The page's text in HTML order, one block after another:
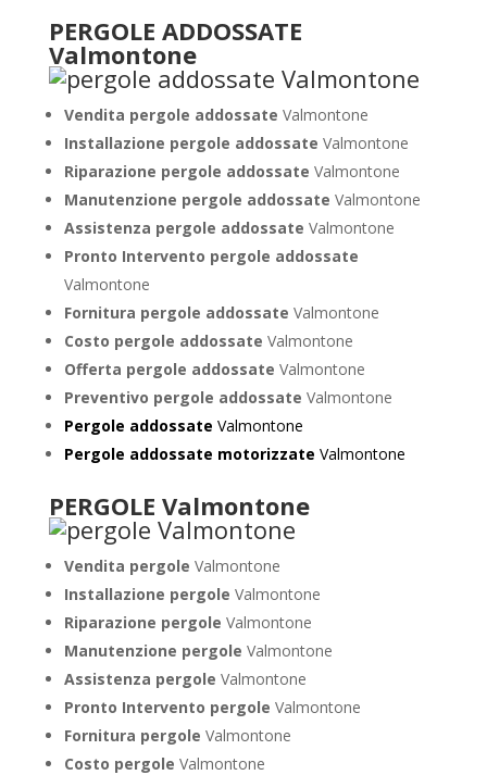
PERGOLE ADDOSSATE
Valmontone
Vendita pergole addossate Valmontone
Installazione pergole addossate Valmontone
Riparazione pergole addossate Valmontone
Manutenzione pergole addossate Valmontone
Assistenza pergole addossate Valmontone
Pronto Intervento pergole addossate
Valmontone
Fornitura pergole addossate Valmontone
Costo pergole addossate Valmontone
Offerta pergole addossate Valmontone
Preventivo pergole addossate Valmontone
Pergole addossate Valmontone
Pergole addossate motorizzate Valmontone
PERGOLE Valmontone
Vendita pergole Valmontone
Installazione pergole Valmontone
Riparazione pergole Valmontone
Manutenzione pergole Valmontone
Assistenza pergole Valmontone
Pronto Intervento pergole Valmontone
Fornitura pergole Valmontone
Costo pergole Valmontone